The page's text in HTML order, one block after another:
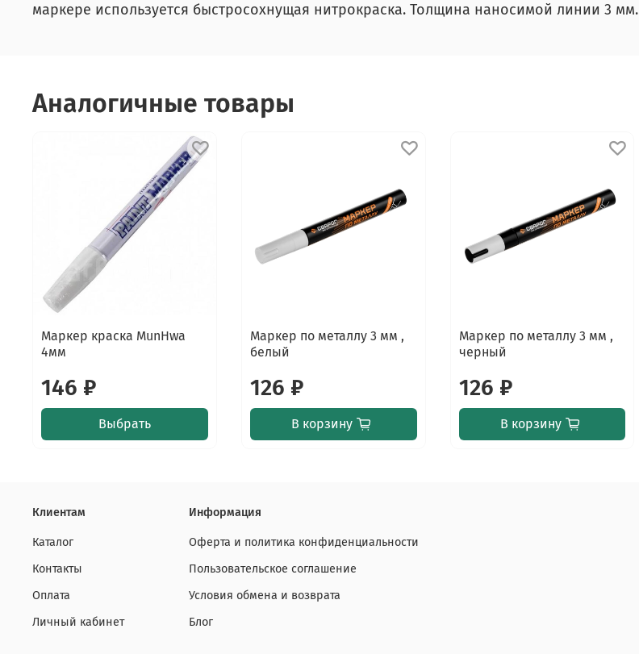
маркере используется быстросохнущая нитрокраска. Толщина наносимой линии 3 мм.
Аналогичные товары
Маркер краска MunHwa
4мм
146 ₽
Выбрать
Маркер по металлу 3 мм ,
белый
126 ₽
В корзину
Маркер по металлу 3 мм ,
черный
126 ₽
В корзину
Клиентам
Каталог
Контакты
Оплата
Личный кабинет
Информация
Оферта и политика конфиденциальности
Пользовательское соглашение
Условия обмена и возврата
Блог